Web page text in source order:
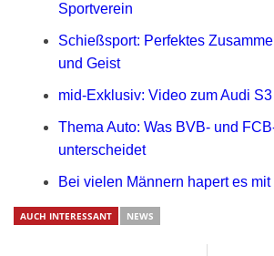
Sportverein
Schießsport: Perfektes
und Geist
mid-Exklusiv: Video zum Audi S3
Thema Auto: Was BVB- und
unterscheidet
Bei vielen Männern hapert es
AUCH INTERESSANT NEWS